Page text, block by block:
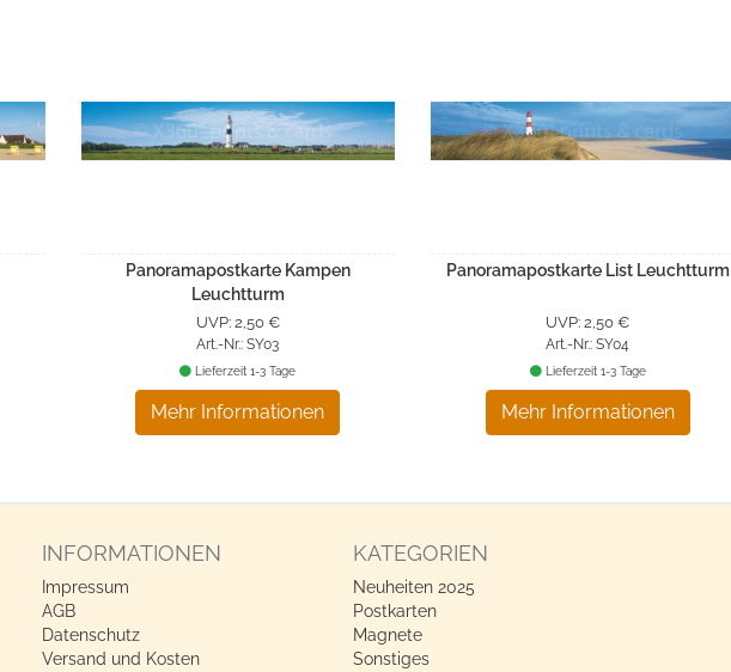
Panoramapostkarte Kampen
Leuchtturm
UVP: 2,50 €
Art.-Nr.: SY03
Mehr Informationen
Lieferzeit 1-3 Tage
Panoramapostkarte List Leuchtturm
UVP: 2,50 €
Art.-Nr.: SY04
Mehr Informationen
Lieferzeit 1-3 Tage
INFORMATIONEN
Impressum
AGB
Datenschutz
Versand und Kosten
KATEGORIEN
Neuheiten 2025
Postkarten
Magnete
Sonstiges